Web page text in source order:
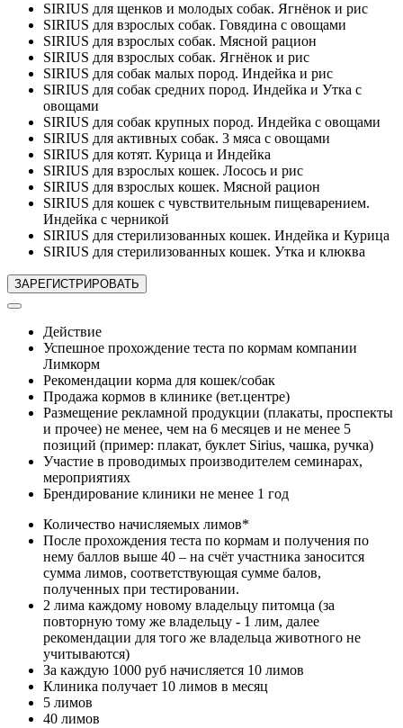
SIRIUS для щенков и молодых собак. Ягнёнок и рис
SIRIUS для взрослых собак. Говядина с овощами
SIRIUS для взрослых собак. Мясной рацион
SIRIUS для взрослых собак. Ягнёнок и рис
SIRIUS для собак малых пород. Индейка и рис
SIRIUS для собак средних пород. Индейка и Утка с
овощами
SIRIUS для собак крупных пород. Индейка с овощами
SIRIUS для активных собак. 3 мяса с овощами
SIRIUS для котят. Курица и Индейка
SIRIUS для взрослых кошек. Лосось и рис
SIRIUS для взрослых кошек. Мясной рацион
SIRIUS для кошек с чувствительным пищеварением.
Индейка с черникой
SIRIUS для стерилизованных кошек. Индейка и Курица
SIRIUS для стерилизованных кошек. Утка и клюква
Действие
Успешное прохождение теста по кормам компании
Лимкорм
Рекомендации корма для кошек/собак
Продажа кормов в клинике (вет.центре)
Размещение рекламной продукции (плакаты, проспекты
и прочее) не менее, чем на 6 месяцев и не менее 5
позиций (пример: плакат, буклет Sirius, чашка, ручка)
Участие в проводимых производителем семинарах,
мероприятиях
Брендирование клиники не менее 1 год
Количество начисляемых лимов*
После прохождения теста по кормам и получения по
нему баллов выше 40 – на счёт участника заносится
сумма лимов, соответствующая сумме балов,
полученных при тестировании.
2 лима каждому новому владельцу питомца (за
повторную тому же владельцу - 1 лим, далее
рекомендации для того же владельца животного не
учитываются)
За каждую 1000 руб начисляется 10 лимов
Клиника получает 10 лимов в месяц
5 лимов
40 лимов